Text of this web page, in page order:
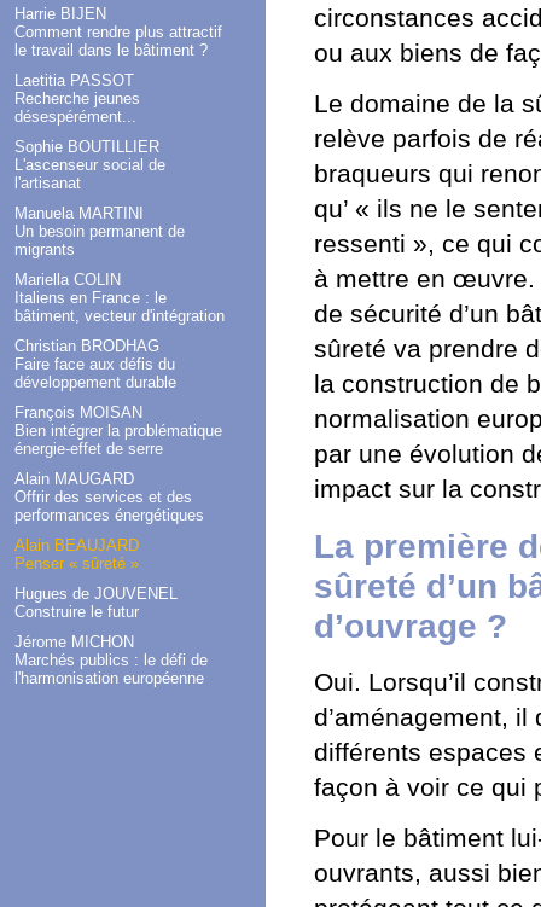
Harrie BIJEN
Comment rendre plus attractif
le travail dans le bâtiment ?
Laetitia PASSOT
Recherche jeunes
désespérément...
Sophie BOUTILLIER
L'ascenseur social de
l'artisanat
Manuela MARTINI
Un besoin permanent de
migrants
Mariella COLIN
Italiens en France : le
bâtiment, vecteur d'intégration
Christian BRODHAG
Faire face aux défis du
développement durable
François MOISAN
Bien intégrer la problématique
énergie-effet de serre
Alain MAUGARD
Offrir des services et des
performances énergétiques
Alain BEAUJARD
Penser « sûreté »
Hugues de JOUVENEL
Construire le futur
Jérome MICHON
Marchés publics : le défi de
l'harmonisation européenne
circonstances
ou aux biens de
Le domaine de la
relève parfois de
braqueurs qui
qu’ « ils ne le
ressenti », ce qui
à mettre en œuvre.
de sécurité d’un
sûreté va prendre
la construction de
normalisation
par une évolution
impact sur la
La première
sûreté d’un
d’ouvrage ?
Oui. Lorsqu’il
d’aménagement,
différents espaces
façon à voir ce qui
Pour le bâtiment
ouvrants, aussi